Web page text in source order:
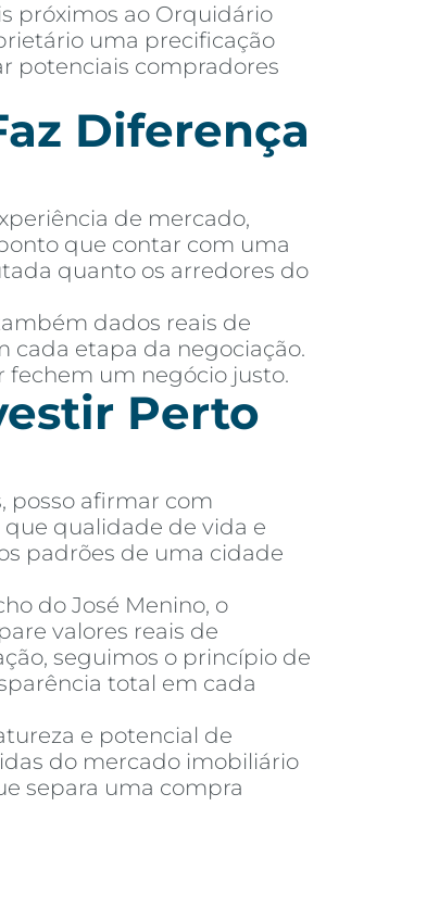
próximos ao Orquidário
uma precificação
potenciais compradores
Diferença
de mercado,
que contar com uma
quanto os arredores do
dados reais de
cada etapa da negociação.
fechem um negócio justo.
Perto
posso afirmar com
qualidade de vida e
padrões de uma cidade
do José Menino, o
valores reais de
seguimos o princípio de
total em cada
e potencial de
do mercado imobiliário
separa uma compra